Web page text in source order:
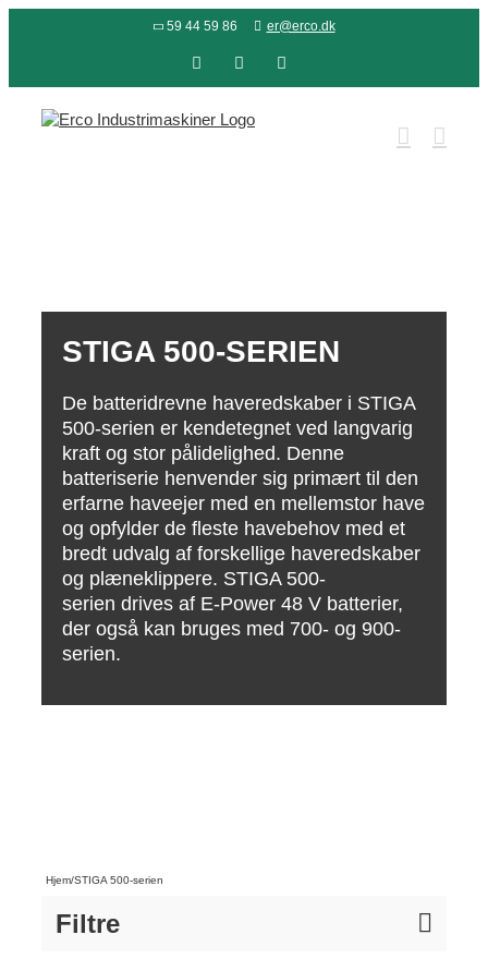
59 44 59 86 er@erco.dk
FacebookLinkedInYouTube
STIGA 500-SERIEN
De batteridrevne haveredskaber i STIGA
500-serien er kendetegnet ved langvarig
kraft og stor pålidelighed. Denne
batteriserie henvender sig primært til den
erfarne haveejer med en mellemstor have
og opfylder de fleste havebehov med et
bredt udvalg af forskellige haveredskaber
og plæneklippere. STIGA 500-
serien drives af E-Power 48 V batterier,
der også kan bruges med 700- og 900-
serien.
Hjem/STIGA 500-serien
Filtre